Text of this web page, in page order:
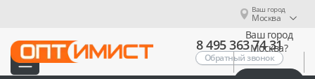
Ваш город
Москва
Ваш город
Москва?
8 495 363 74 31
Обратный звонок